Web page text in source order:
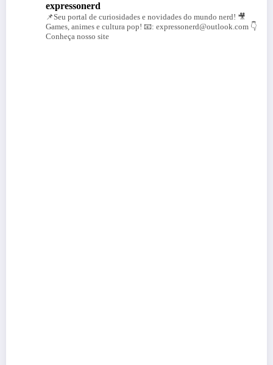
expressonerd
📌Seu portal de curiosidades e novidades do mundo nerd! 🎥
Games, animes e cultura pop! 📧: expressonerd@outlook.com 👇
Conheça nosso site